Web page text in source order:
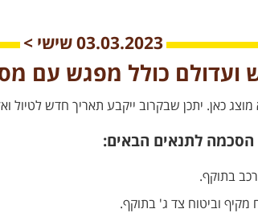
03.03.2023שישי >
ועדולם כולל מפגש עם
כאן. יתכן שבקרוב ייקבע תאריך חדש לטיול
לתנאים הבאים:
רכב בתוקף.
מקיף וביטוח צד ג' בתוקף.